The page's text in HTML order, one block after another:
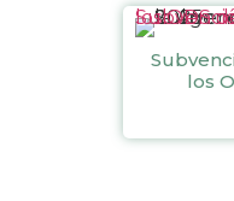
Subvención a
los